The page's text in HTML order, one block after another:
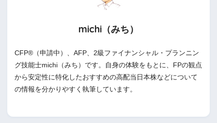
michi（みち）
CFP®（申請中）、AFP、2級ファイナンシャル・プランニン
グ技能士michi（みち）です。自身の体験をもとに、FPの観点
から安定性に特化したおすすめの高配当日本株などについて
の情報を分かりやすく執筆しています。